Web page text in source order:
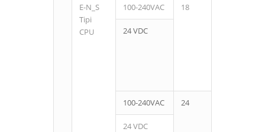
E-N_S
Tipi
CPU
100-240VAC 18
24 VDC
100-240VAC 24
24 VDC